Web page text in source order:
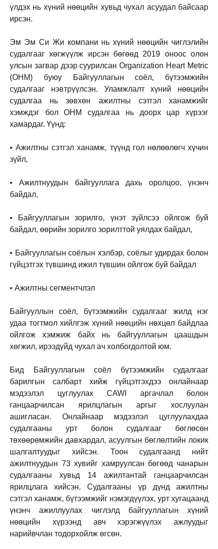
үлдэх нь хүний нөөцийн хувьд чухал асуудал байсаар
ирсэн.
Эм Эм Си Жи компани нь хүний нөөцийн чиглэлийн
судалгааг хөгжүүлж ирсэн бөгөөд 2019 оноос олон
улсын загвар дээр суурилсан Organization Heart Metric
(OHM) буюу Байгууллагын соёл, бүтээмжийн
судалгааг нэвтрүүлсэн. Уламжлалт хүний нөөцийн
судалгаа нь зөвхөн ажилтны сэтгэл ханамжийг
хэмждэг бол OHM судалгаа нь доорх цар хүрээг
хамардаг. Үүнд:
• Ажилтны сэтгэл ханамж, түүнд гол нөлөөлөгч хүчин
зүйл,
• Ажилтнуудын байгууллага дахь оролцоо, үнэнч
байдал,
• Байгууллагын зорилго, үнэт зүйлсээ ойлгож буй
байдал, өөрийн зорилго зорилттой уялдах байдал,
• Байгууллагын соёлын хэлбэр, соёлыг удирдах болон
гүйцэтгэх түвшинд ижил түвшин ойлгож буй байдал
• Ажилтны сегментчлэл
Байгууллын соёл, бүтээмжийн судалгааг жилд нэг
удаа тогтмол хийлгэж хүний нөөцийн нөхцөл байдлаа
ойлгож хэмжиж байх нь байгууллагын цаашдын
хөгжил, ирээдүйд чухал ач холбогдолтой юм.
Бид Байгууллагын соёл бүтээмжийн судалгааг
барилгын салбарт хийж гүйцэтгэхдээ онлайнаар
мэдээлэл цуглуулах CAWI аргачлал болон
ганцаарчилсан ярилцлагын аргыг хослуулан
ашигласан. Онлайнаар мэдээлэл цуглуулахдаа
судалгааны урт болон судалгааг бөглөсөн
төхөөрөмжийн давхардал, асуулгын бөглөлтийн локик
шалгалтуудыг хийсэн. Тоон судалгаанд нийт
ажилтнуудын 73 хувийг хамруулсан бөгөөд чанарын
судалгааны хувьд 14 ажилтантай ганцаарчилсан
ярилцлага хийсэн. Судалгааны үр дүнд ажилтны
сэтгэл ханамж, бүтээмжийг нэмэгдүүлэх, урт хугацаанд
үнэнч ажиллуулах чиглэлд байгууллагын хүний
нөөцийн хүрээнд авч хэрэгжүүлэх ажлуудыг
нарийвчлан тодорхойлж өгсөн.